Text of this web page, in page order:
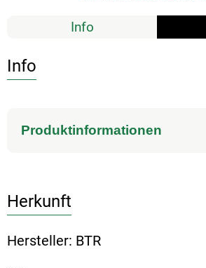
Info
Info
Produktinformationen
Herkunft
Hersteller: BTR